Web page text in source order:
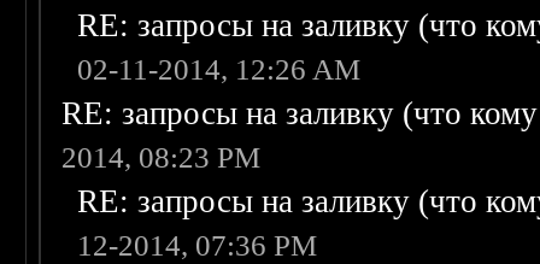
RE: запросы на заливку (что
02-11-2014, 12:26 AM
RE: запросы на заливку (что
2014, 08:23 PM
RE: запросы на заливку (что
12-2014, 07:36 PM